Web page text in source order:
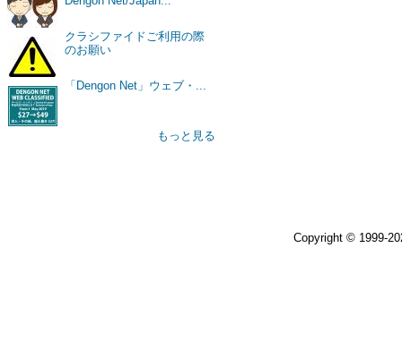
クラシファイドご利用の際
のお願い
「Dengon Net」ウェブ・...
もっと見る
Copyright © 1999-